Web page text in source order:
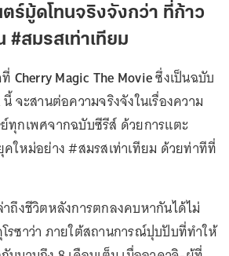
ร์มู้ดโทนจริงจังกว่า ที่ก้าว
#สมรสเท่าเทียม
Cherry Magic The Movieซึ่งเป็นฉบับ
จะสานต่อความจริงจังในเรื่องความ
ทุกเพศจากฉบับซีรีส์ ด้วยการแตะ
คใหม่อย่าง #สมรสเท่าเทียม ด้วยท่าทีที่
าถึงชีวิตหลังการตกลงคบหากันได้ไม่
รซาว่า ภายใต้สถานการณ์ปุบปับที่ทำให้